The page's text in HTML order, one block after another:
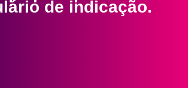
de indicação.